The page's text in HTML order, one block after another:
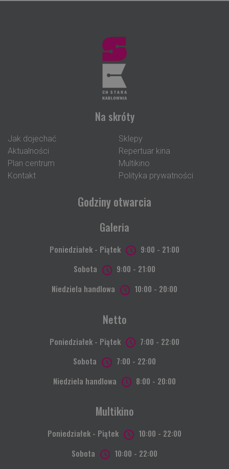
Na skróty
Jak dojechać
Aktualności
Plan centrum
Kontakt
Sklepy
Repertuar kina
Multikino
Polityka prywatności
Godziny otwarcia
Galeria
Poniedziałek - Piątek
9:00 - 21:00
Sobota
9:00 - 21:00
Niedziela handlowa
10:00 - 20:00
Netto
Poniedziałek - Piątek
7:00 - 22:00
Sobota
7:00 - 22:00
Niedziela handlowa
8:00 - 20:00
Multikino
Poniedziałek - Piątek
10:00 - 22:00
Sobota
10:00 - 22:00